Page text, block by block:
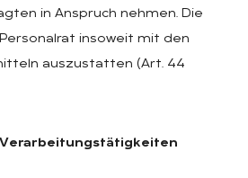
in Anspruch nehmen. Die
insoweit mit den
auszustatten (Art. 44